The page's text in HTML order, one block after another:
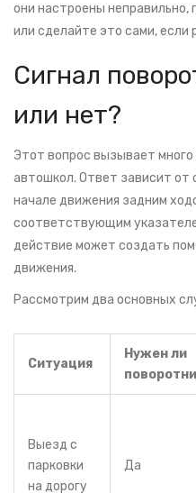
они настроены неправильно,
или сделайте это сами, если
Сигнал
или нет?
Этот вопрос вызывает много
автошкол. Ответ зависит от
начале движения задним
соответствующим
действие может создать
движения.
Рассмотрим два основных
Ситуация
Нужен ли
Выезд с
парковки
на дорогу
Да